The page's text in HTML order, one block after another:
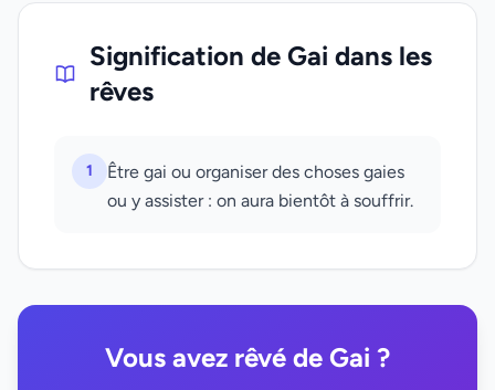
Signification de Gai dans les
rêves
1
Être gai ou organiser des choses gaies
ou y assister : on aura bientôt à souffrir.
Vous avez rêvé de Gai ?